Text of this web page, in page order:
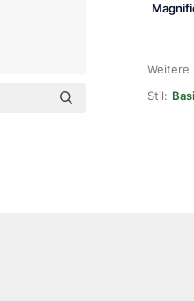
Weitere
Stil: